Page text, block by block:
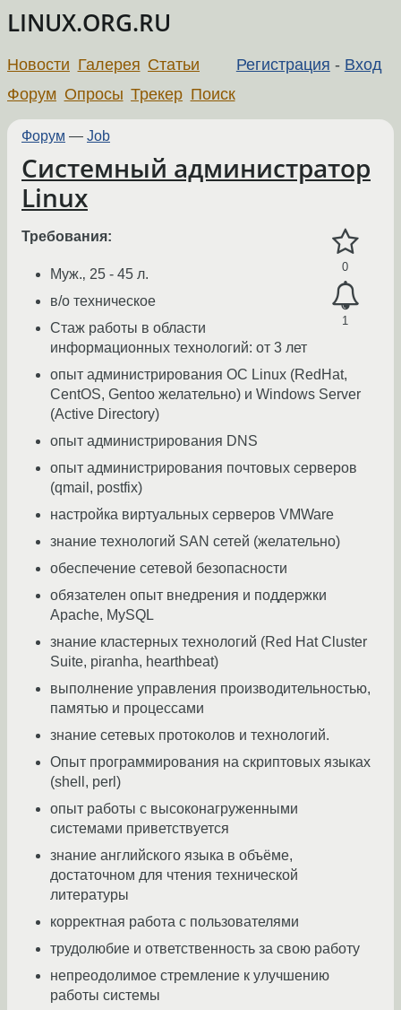
LINUX.ORG.RU
Регистрация - Вход
Новости Галерея Статьи
Форум Опросы Трекер Поиск
Форум — Job
Системный администратор
Linux
0
1
Требования:
Муж.‚ 25 - 45 л.
в/о техническое
Стаж работы в области
информационных технологий: от 3 лет
опыт администрирования ОС Linux (RedHat,
CentOS, Gentoo желательно) и Windows Server
(Active Directory)
опыт администрирования DNS
опыт администрирования почтовых серверов
(qmail, postfix)
настройка виртуальных серверов VMWare
знание технологий SAN сетей (желательно)
обеспечение сетевой безопасности
обязателен опыт внедрения и поддержки
Apache, MySQL
знание кластерных технологий (Red Hat Cluster
Suite, piranha, hearthbeat)
выполнение управления производительностью,
памятью и процессами
знание сетевых протоколов и технологий.
Опыт программирования на скриптовых языках
(shell, perl)
опыт работы с высоконагруженными
системами приветствуется
знание английского языка в объёме,
достаточном для чтения технической
литературы
корректная работа с пользователями
трудолюбие и ответственность за свою работу
непреодолимое стремление к улучшению
работы системы